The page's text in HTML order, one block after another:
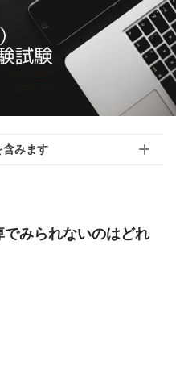
含みます
みられないのはどれ